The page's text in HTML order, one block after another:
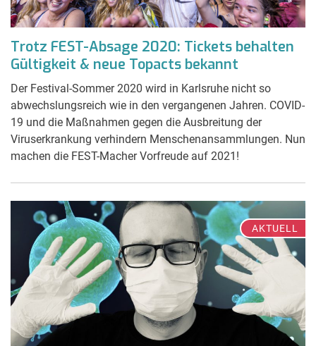
Trotz FEST-Absage 2020: Tickets behalten
Gültigkeit & neue Topacts bekannt
Der Festival-Sommer 2020 wird in Karlsruhe nicht so
abwechslungsreich wie in den vergangenen Jahren. COVID-
19 und die Maßnahmen gegen die Ausbreitung der
Viruserkrankung verhindern Menschenansammlungen. Nun
machen die FEST-Macher Vorfreude auf 2021!
AKTUELL